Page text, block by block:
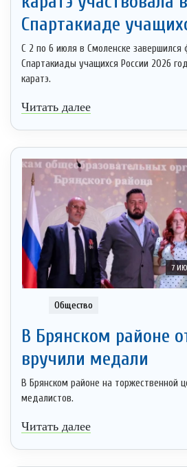
Спартакиаде
С 2 по 6 июля в Смоленске завершился
Спартакиады учащихся России 2026
каратэ.
Читать далее
7
Общество
В Брянском районе
вручили медали
В Брянском районе на торжественной
медалистов.
Читать далее